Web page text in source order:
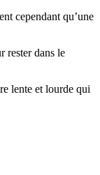
cependant qu’une
rester dans le
lente et lourde qui